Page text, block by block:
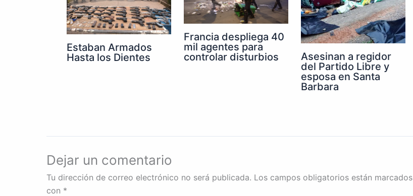
Estaban Armados
Hasta los Dientes
Francia despliega 40
mil agentes para
controlar disturbios
Asesinan a regidor
del Partido Libre y
esposa en Santa
Barbara
Dejar un comentario
Tu dirección de correo electrónico no será publicada. Los campos obligatorios están marcados
con *